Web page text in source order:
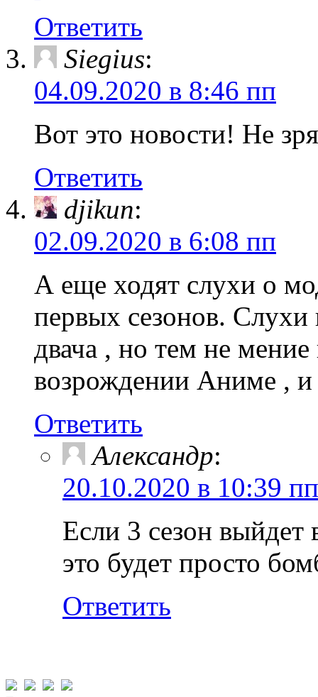
Ответить
Siegius:
04.09.2020 в 8:46 пп
Вот это новости! Не
Ответить
djikun:
02.09.2020 в 6:08 пп
А еще ходят слухи о
первых сезонов. Слухи
двача , но тем не
возрождении Аниме ,
Ответить
Александр:
20.10.2020 в 10:39 пп
Если 3 сезон выйдет
это будет просто
Ответить